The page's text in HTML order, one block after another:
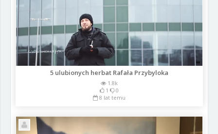
5 ulubionych herbat Rafała Przybyloka
1.8k
1
0
8 lat temu